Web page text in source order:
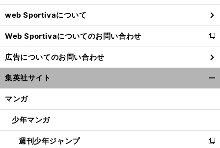
ウ
で
開
く
web Sportivaについて
Web Sportivaについてのお問い合わせ
新
し
い
ウ
ィ
ン
ウ
開
く
広告についてのお問い合わせ
集英社サイト
マンガ
少年マンガ
週刊少年ジャンプ
新